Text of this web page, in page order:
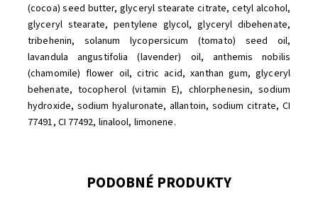
(cocoa) seed butter, glyceryl stearate citrate, cetyl alcohol,
glyceryl stearate, pentylene glycol, glyceryl dibehenate,
tribehenin, solanum lycopersicum (tomato) seed oil,
lavandula angustifolia (lavender) oil, anthemis nobilis
(chamomile) flower oil, citric acid, xanthan gum, glyceryl
behenate, tocopherol (vitamin E), chlorphenesin, sodium
hydroxide, sodium hyaluronate, allantoin, sodium citrate, CI
77491, CI 77492, linalool, limonene.
PODOBNÉ PRODUKTY